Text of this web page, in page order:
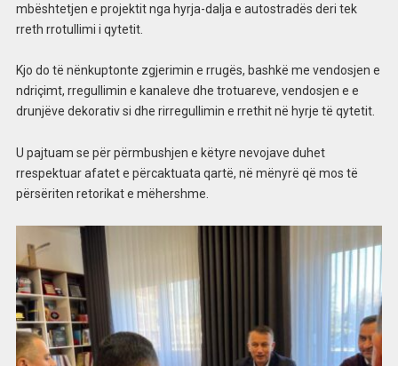
mbështetjen e projektit nga hyrja-dalja e autostradës deri tek
rreth rrotullimi i qytetit.
Kjo do të nënkuptonte zgjerimin e rrugës, bashkë me vendosjen e
ndriçimt, rregullimin e kanaleve dhe trotuareve, vendosjen e e
drunjëve dekorativ si dhe rirregullimin e rrethit në hyrje të qytetit.
U pajtuam se për përmbushjen e këtyre nevojave duhet
rrespektuar afatet e përcaktuata qartë, në mënyrë që mos të
përsëriten retorikat e mëhershme.